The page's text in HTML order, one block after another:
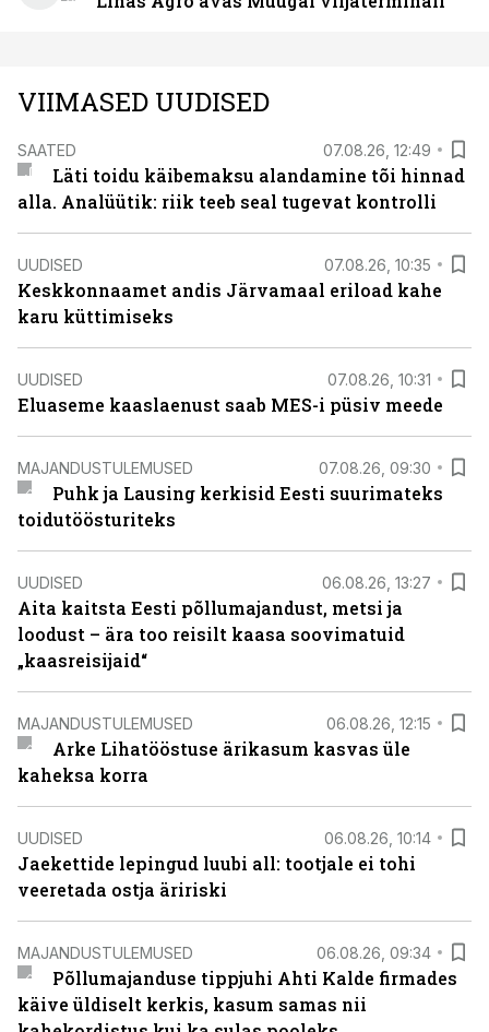
VIIMASED UUDISED
SAATED 07.08.26, 12:49
Läti toidu käibemaksu alandamine tõi hinnad
alla. Analüütik: riik teeb seal tugevat kontrolli
UUDISED 07.08.26, 10:35
Keskkonnaamet andis Järvamaal eriload kahe
karu küttimiseks
UUDISED 07.08.26, 10:31
Eluaseme kaaslaenust saab MES-i püsiv meede
MAJANDUSTULEMUSED 07.08.26, 09:30
Puhk ja Lausing kerkisid Eesti suurimateks
toidutöösturiteks
UUDISED 06.08.26, 13:27
Aita kaitsta Eesti põllumajandust, metsi ja
loodust – ära too reisilt kaasa soovimatuid
„kaasreisijaid“
MAJANDUSTULEMUSED 06.08.26, 12:15
Arke Lihatööstuse ärikasum kasvas üle
kaheksa korra
UUDISED 06.08.26, 10:14
Jaekettide lepingud luubi all: tootjale ei tohi
veeretada ostja äririski
MAJANDUSTULEMUSED 06.08.26, 09:34
Põllumajanduse tippjuhi Ahti Kalde firmades
käive üldiselt kerkis, kasum samas nii